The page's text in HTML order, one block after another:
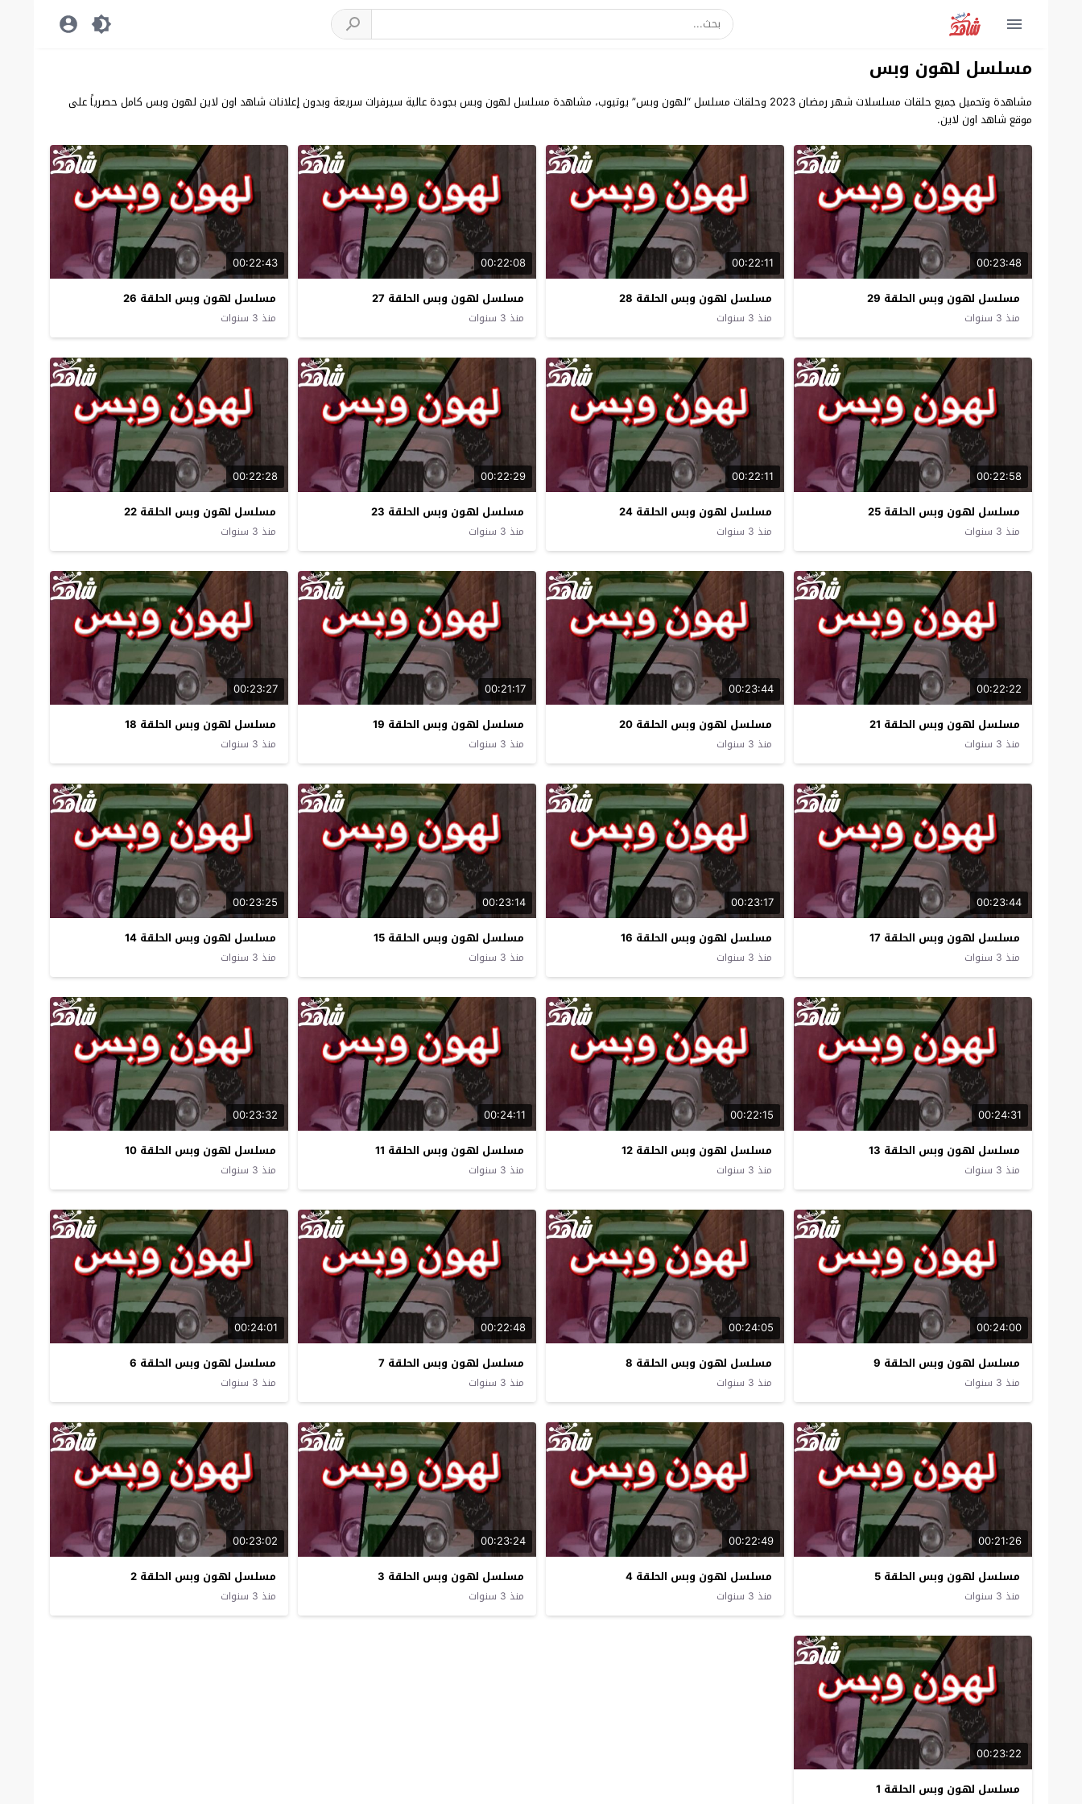
مسلسل لهون وبس
مشاهدة وتحميل جميع حلقات مسلسلات شهر رمضان 2023 وحلقات مسلسل “لهون وبس” يوتيوب، مشاهدة مسلسل لهون وبس بجودة عالية سيرفرات سريعة وبدون إعلانات شاهد اون لاين لهون وبس كامل حصرياً على
موقع شاهد اون لاين.
00:23:48
مسلسل لهون وبس الحلقة 29
منذ 3 سنوات
00:22:11
مسلسل لهون وبس الحلقة 28
منذ 3 سنوات
00:22:08
مسلسل لهون وبس الحلقة 27
منذ 3 سنوات
00:22:43
مسلسل لهون وبس الحلقة 26
منذ 3 سنوات
00:22:58
مسلسل لهون وبس الحلقة 25
منذ 3 سنوات
00:22:11
مسلسل لهون وبس الحلقة 24
منذ 3 سنوات
00:22:29
مسلسل لهون وبس الحلقة 23
منذ 3 سنوات
00:22:28
مسلسل لهون وبس الحلقة 22
منذ 3 سنوات
00:22:22
مسلسل لهون وبس الحلقة 21
منذ 3 سنوات
00:23:44
مسلسل لهون وبس الحلقة 20
منذ 3 سنوات
00:21:17
مسلسل لهون وبس الحلقة 19
منذ 3 سنوات
00:23:27
مسلسل لهون وبس الحلقة 18
منذ 3 سنوات
00:23:44
مسلسل لهون وبس الحلقة 17
منذ 3 سنوات
00:23:17
مسلسل لهون وبس الحلقة 16
منذ 3 سنوات
00:23:14
مسلسل لهون وبس الحلقة 15
منذ 3 سنوات
00:23:25
مسلسل لهون وبس الحلقة 14
منذ 3 سنوات
00:24:31
مسلسل لهون وبس الحلقة 13
منذ 3 سنوات
00:22:15
مسلسل لهون وبس الحلقة 12
منذ 3 سنوات
00:24:11
مسلسل لهون وبس الحلقة 11
منذ 3 سنوات
00:23:32
مسلسل لهون وبس الحلقة 10
منذ 3 سنوات
00:24:00
مسلسل لهون وبس الحلقة 9
منذ 3 سنوات
00:24:05
مسلسل لهون وبس الحلقة 8
منذ 3 سنوات
00:22:48
مسلسل لهون وبس الحلقة 7
منذ 3 سنوات
00:24:01
مسلسل لهون وبس الحلقة 6
منذ 3 سنوات
00:21:26
مسلسل لهون وبس الحلقة 5
منذ 3 سنوات
00:22:49
مسلسل لهون وبس الحلقة 4
منذ 3 سنوات
00:23:24
مسلسل لهون وبس الحلقة 3
منذ 3 سنوات
00:23:02
مسلسل لهون وبس الحلقة 2
منذ 3 سنوات
00:23:22
مسلسل لهون وبس الحلقة 1